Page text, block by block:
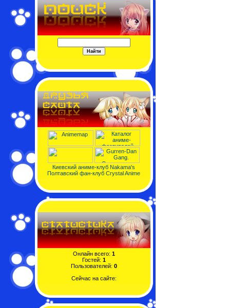
Киевский аниме-клуб Nakama's
Полтавский фан-клуб Crystal Anime
Онлайн всего: 1
Гостей: 1
Пользователей: 0
Сейчас на сайте: